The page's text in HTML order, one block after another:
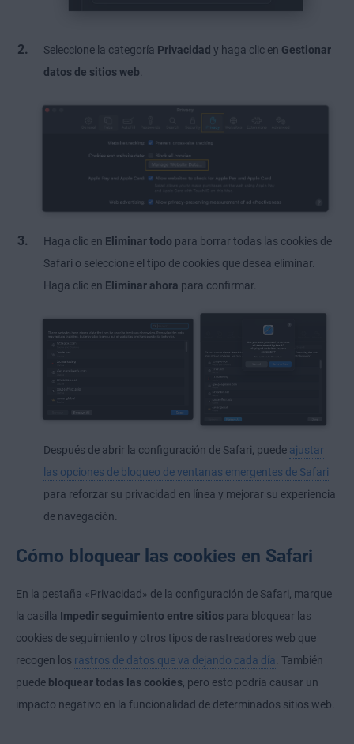
Seleccione la categoría Privacidad y haga clic en Gestionar
datos de sitios web
Haga clic en Eliminar todo para borrar todas las cookies de
Safari o seleccione el tipo de cookies que desea eliminar.
Haga clic en Eliminar ahora para confirmar.
Después de abrir la configuración de Safari, puede ajustar
las opciones de bloqueo de ventanas emergentes de Safari
para reforzar su privacidad en línea y mejorar su experiencia
de navegación.
Cómo bloquear las cookies en Safari
En la pestaña «Privacidad» de la configuración de Safari, marque
la casilla Impedir seguimiento entre sitios para bloquear las
cookies de seguimiento y otros tipos de rastreadores web que
recogen los rastros de datos que va dejando cada día . También
puede bloquear todas las cookies , pero esto podría causar un
impacto negativo en la funcionalidad de determinados sitios web.